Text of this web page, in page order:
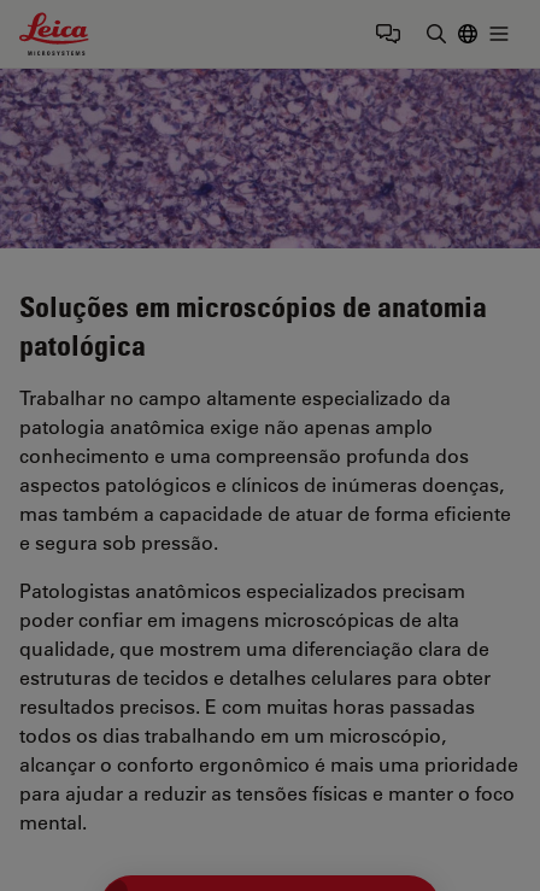
Leica Microsystems Logo
Soluções em microscópios de anatomia
patológica
Trabalhar no campo altamente especializado da
patologia anatômica exige não apenas amplo
conhecimento e uma compreensão profunda dos
aspectos patológicos e clínicos de inúmeras doenças,
mas também a capacidade de atuar de forma eficiente
e segura sob pressão.
Patologistas anatômicos especializados precisam
poder confiar em imagens microscópicas de alta
qualidade, que mostrem uma diferenciação clara de
estruturas de tecidos e detalhes celulares para obter
resultados precisos. E com muitas horas passadas
todos os dias trabalhando em um microscópio,
alcançar o conforto ergonômico é mais uma prioridade
para ajudar a reduzir as tensões físicas e manter o foco
mental.